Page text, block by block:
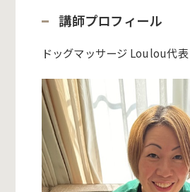
講師プロフィール
ドッグマッサージ Loulou